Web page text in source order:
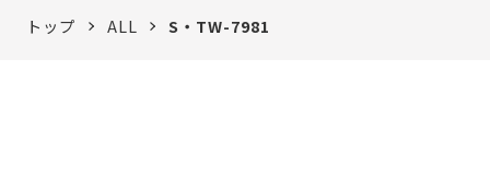
トップ ALL S・TW-7981